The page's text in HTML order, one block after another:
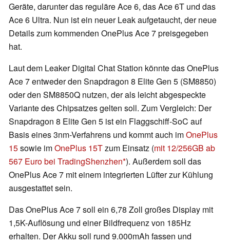
Geräte, darunter das reguläre Ace 6, das Ace 6T und das
Ace 6 Ultra. Nun ist ein neuer Leak aufgetaucht, der neue
Details zum kommenden OnePlus Ace 7 preisgegeben
hat.
Laut dem Leaker Digital Chat Station könnte das OnePlus
Ace 7 entweder den Snapdragon 8 Elite Gen 5 (SM8850)
oder den SM8850Q nutzen, der als leicht abgespeckte
Variante des Chipsatzes gelten soll. Zum Vergleich: Der
Snapdragon 8 Elite Gen 5 ist ein Flaggschiff-SoC auf
Basis eines 3nm-Verfahrens und kommt auch imOnePlus
15sowie imOnePlus 15Tzum Einsatz (mit 12/256GB ab
567 Euro bei TradingShenzhen ). Außerdem soll das
OnePlus Ace 7 mit einem integrierten Lüfter zur Kühlung
ausgestattet sein.
Das OnePlus Ace 7 soll ein 6,78 Zoll großes Display mit
1,5K-Auflösung und einer Bildfrequenz von 185Hz
erhalten. Der Akku soll rund 9.000mAh fassen und